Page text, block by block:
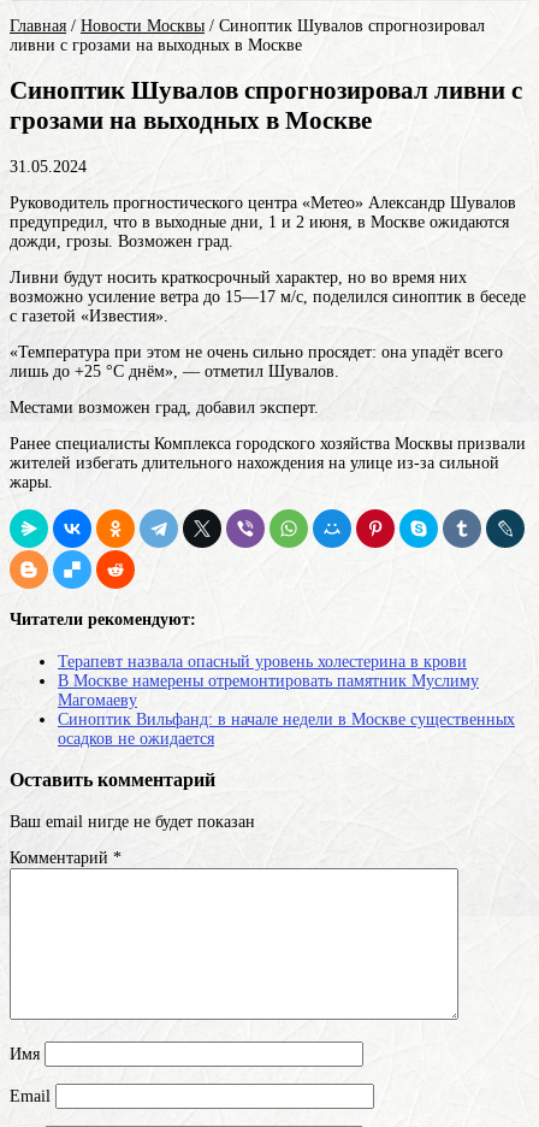
Главная / Новости Москвы / Синоптик Шувалов спрогнозировал
ливни с грозами на выходных в Москве
Синоптик Шувалов спрогнозировал ливни с
грозами на выходных в Москве
31.05.2024
Руководитель прогностического центра «Метео» Александр Шувалов
предупредил, что в выходные дни, 1 и 2 июня, в Москве ожидаются
дожди, грозы. Возможен град.
Ливни будут носить краткосрочный характер, но во время них
возможно усиление ветра до 15—17 м/c, поделился синоптик в беседе
с газетой «Известия».
«Температура при этом не очень сильно просядет: она упадёт всего
лишь до +25 °С днём», — отметил Шувалов.
Местами возможен град, добавил эксперт.
Ранее специалисты Комплекса городского хозяйства Москвы призвали
жителей избегать длительного нахождения на улице из-за сильной
жары.
Читатели рекомендуют:
Терапевт назвала опасный уровень холестерина в крови
В Москве намерены отремонтировать памятник Муслиму
Магомаеву
Синоптик Вильфанд: в начале недели в Москве существенных
осадков не ожидается
Оставить комментарий
Ваш email нигде не будет показан
Комментарий *
Имя
Email